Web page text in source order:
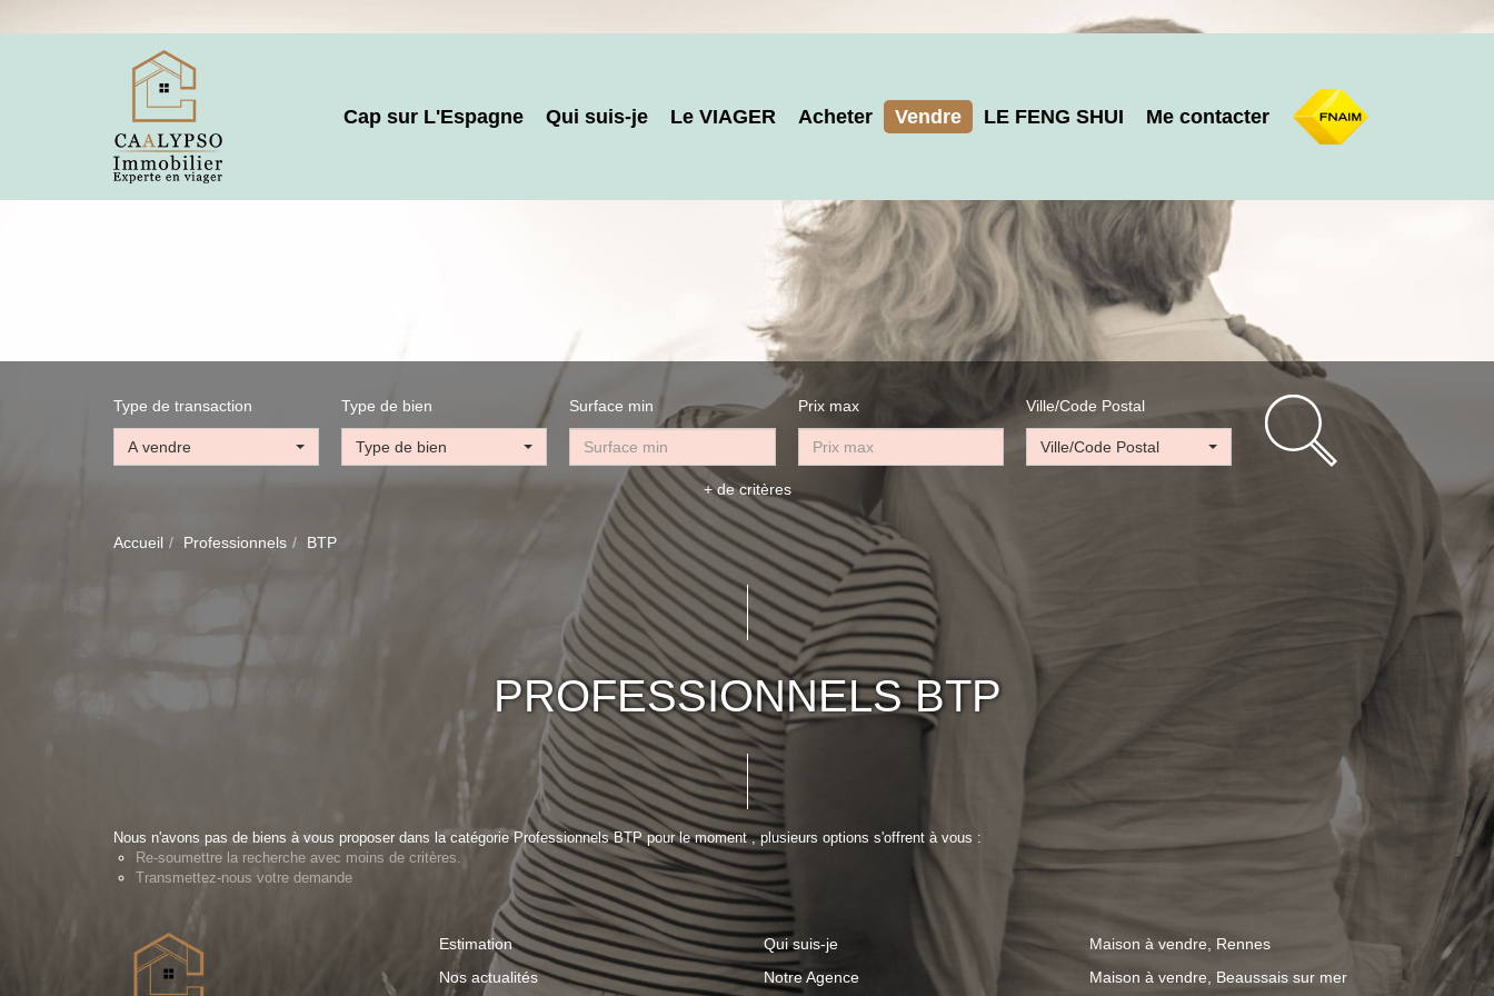
Cap sur L'Espagne Qui suis-je Le VIAGER Acheter Vendre LE FENG SHUI Me contacter
Type de transaction
A vendre
Type de bien
Type de bien
Surface min Prix max Ville/Code Postal
Ville/Code Postal
+ de critères
Accueil Professionnels BTP
PROFESSIONNELS BTP
Nous n'avons pas de biens à vous proposer dans la catégorie Professionnels BTP pour le moment , plusieurs options s'offrent à vous :
Re-soumettre la recherche avec moins de critères.
Transmettez-nous votre demande
Estimation
Nos actualités
Qui suis-je
Notre Agence
Maison à vendre, Rennes
Maison à vendre, Beaussais sur mer